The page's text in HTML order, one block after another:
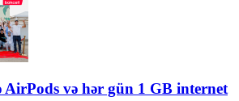
və hər gün 1 GB internet